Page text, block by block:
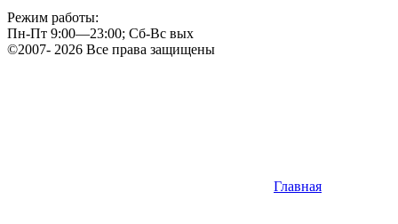
Режим работы:
Пн-Пт 9:00—23:00; Сб-Вс вых
©2007- 2026 Все права защищены
Главная